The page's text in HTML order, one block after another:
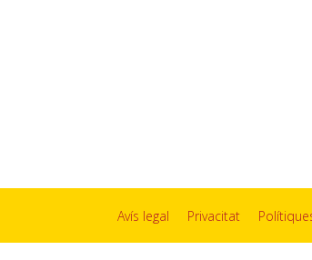
Avís legal Privacitat